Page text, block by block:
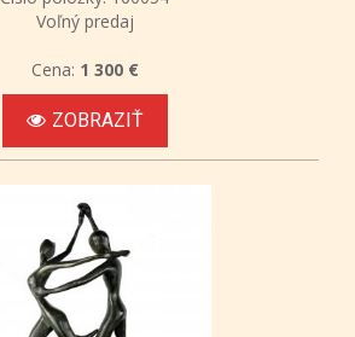
Voľný predaj
Cena: 1 300 €
ZOBRAZIŤ